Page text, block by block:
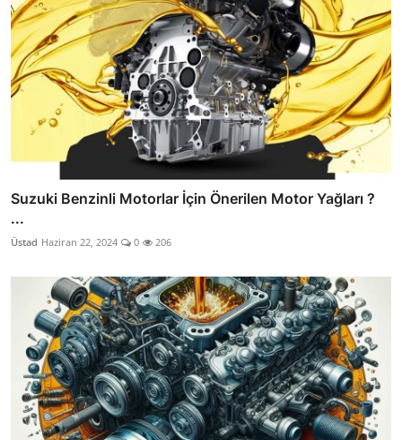
Suzuki Benzinli Motorlar İçin Önerilen Motor Yağları ?
...
Üstad Haziran 22, 2024 0 206